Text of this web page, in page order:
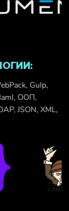
Gulp,
ООП,
JSON, XML,